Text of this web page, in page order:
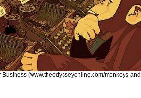
Business (www.theodysseyonline.com/monkeys-